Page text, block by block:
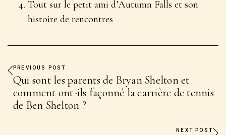
Tout sur le petit ami d’Autumn Falls et son
histoire de rencontres
PREVIOUS POST
Qui sont les parents de Bryan Shelton et
comment ont-ils façonné la carrière de tennis
de Ben Shelton ?
NEXT POST